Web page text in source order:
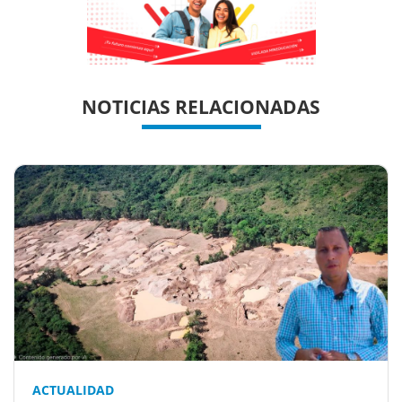
NOTICIAS RELACIONADAS
ACTUALIDAD